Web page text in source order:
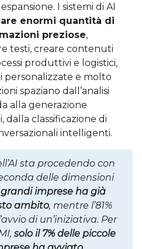
I sistemi di AI
enormi quantità di
preziose,
testi, creare contenuti
produttivi e logistici,
personalizzate e molto
spaziano dall’analisi
alla generazione
classificazione di
intelligenti.
sta procedendo con
delle dimensioni
grandi imprese ha già
ambito, mentre l’81%
di un’iniziativa. Per
solo il 7% delle piccole